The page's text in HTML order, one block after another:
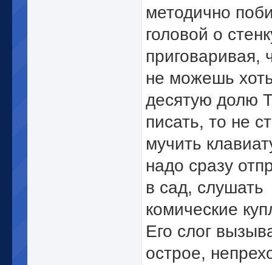
методично
головой о
приговаривая,
не можешь
десятую долю
писать, то не
мучить
надо сразу
в сад, слушать
комические
Его слог
острое,